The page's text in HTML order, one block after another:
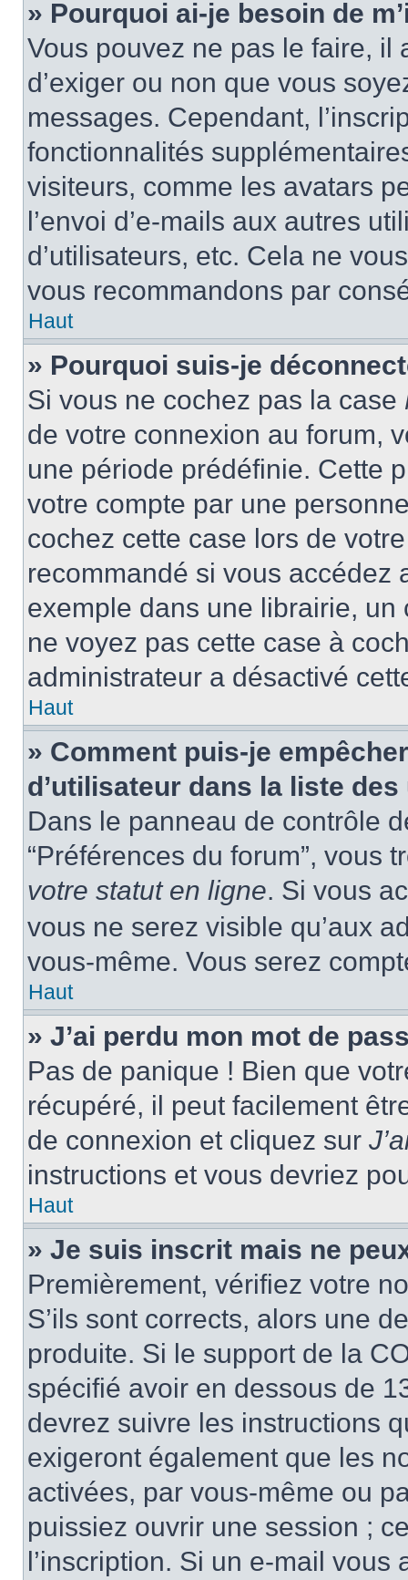
» Pourquoi ai-je besoin de
Vous pouvez ne pas le faire, il
d’exiger ou non que vous
messages. Cependant,
fonctionnalités
visiteurs, comme les avatars
l’envoi d’e-mails aux autres
d’utilisateurs, etc. Cela ne
vous recommandons par
Haut
» Pourquoi suis-je
Si vous ne cochez pas la case
de votre connexion au forum,
une période prédéfinie. Cette
votre compte par une
cochez cette case lors de
recommandé si vous accédez
exemple dans une librairie,
ne voyez pas cette case à
administrateur a désactivé
Haut
» Comment puis-je
d’utilisateur dans la liste
Dans le panneau de contrôle
“Préférences du forum”, vous
votre statut en ligne. Si vous
vous ne serez visible qu’aux
vous-même. Vous serez
Haut
» J’ai perdu mon mot de
Pas de panique ! Bien que
récupéré, il peut facilement
de connexion et cliquez sur
instructions et vous devriez
Haut
» Je suis inscrit mais ne
Premièrement, vérifiez votre
S’ils sont corrects, alors une
produite. Si le support de la
spécifié avoir en dessous de
devrez suivre les instructions
exigeront également que les
activées, par vous-même ou
puissiez ouvrir une session ;
l’inscription. Si un e-mail